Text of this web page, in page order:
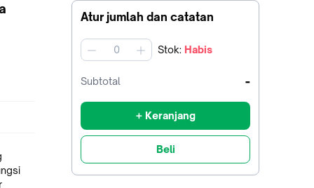
Atur jumlah dan catatan
jumlah Stok: Habis
Subtotal -
+ Keranjang
Beli